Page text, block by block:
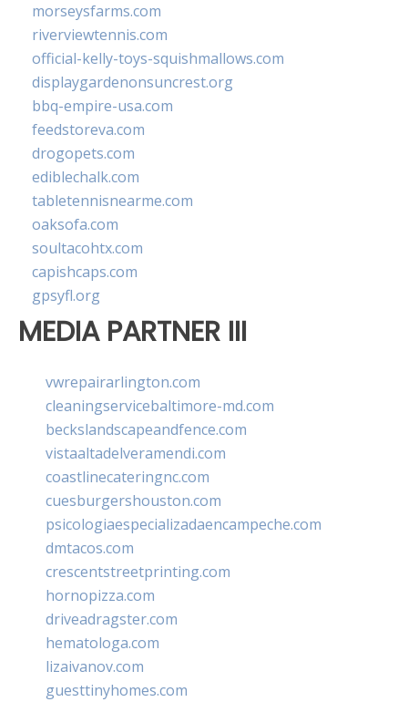
morseysfarms.com
riverviewtennis.com
official-kelly-toys-squishmallows.com
displaygardenonsuncrest.org
bbq-empire-usa.com
feedstoreva.com
drogopets.com
ediblechalk.com
tabletennisnearme.com
oaksofa.com
soultacohtx.com
capishcaps.com
gpsyfl.org
MEDIA PARTNER III
vwrepairarlington.com
cleaningservicebaltimore-md.com
beckslandscapeandfence.com
vistaaltadelveramendi.com
coastlinecateringnc.com
cuesburgershouston.com
psicologiaespecializadaencampeche.com
dmtacos.com
crescentstreetprinting.com
hornopizza.com
driveadragster.com
hematologa.com
lizaivanov.com
guesttinyhomes.com